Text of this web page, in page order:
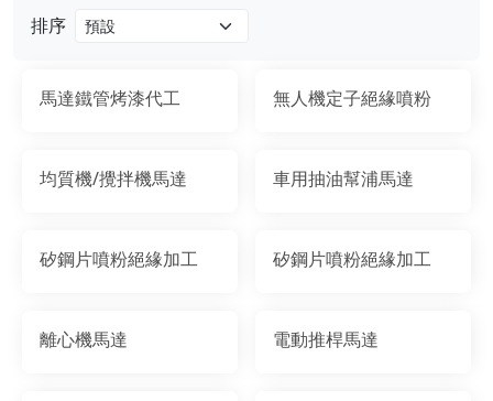
排序
馬達鐵管烤漆代工 無人機定子絕緣噴粉
均質機/攪拌機馬達 車用抽油幫浦馬達
矽鋼片噴粉絕緣加工 矽鋼片噴粉絕緣加工
離心機馬達 電動推桿馬達